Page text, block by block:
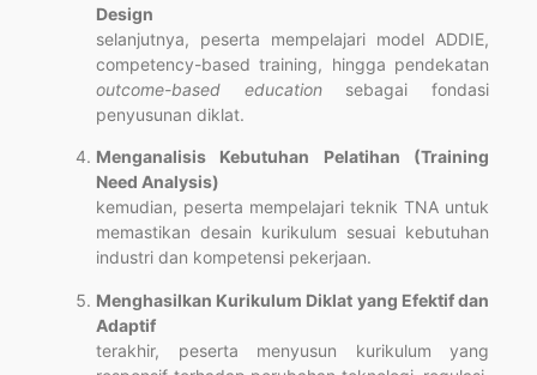
Design
selanjutnya, peserta mempelajari model ADDIE,
competency-based training, hingga pendekatan
outcome-based educationsebagai fondasi
penyusunan diklat.
Menganalisis Kebutuhan Pelatihan (Training
Need Analysis)
kemudian, peserta mempelajari teknik TNA untuk
memastikan desain kurikulum sesuai kebutuhan
industri dan kompetensi pekerjaan.
Menghasilkan Kurikulum Diklat yang Efektif dan
Adaptif
terakhir, peserta menyusun kurikulum yang